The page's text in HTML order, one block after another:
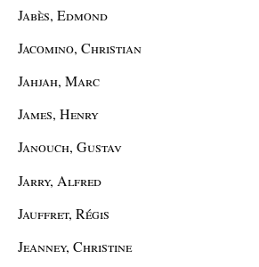
Jabès, Edmond
Jacomino, Christian
Jahjah, Marc
James, Henry
Janouch, Gustav
Jarry, Alfred
Jauffret, Régis
Jeanney, Christine